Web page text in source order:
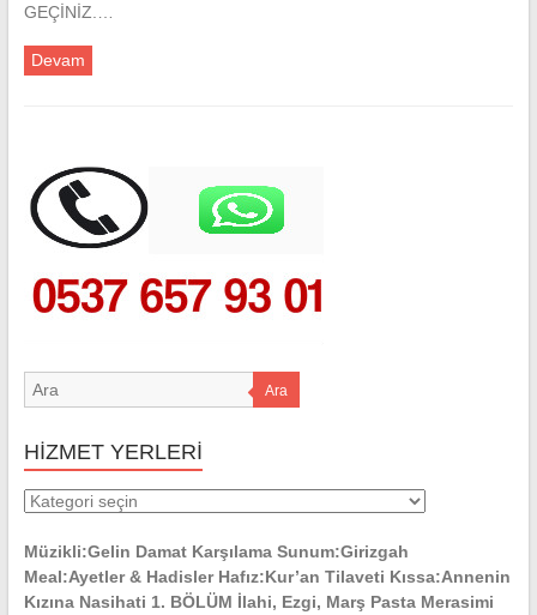
GEÇİNİZ.…
Devam
Ara
HİZMET YERLERİ
HİZMET
Müzikli:Gelin Damat Karşılama Sunum:Girizgah
Meal:Ayetler & Hadisler Hafız:Kur’an Tilaveti Kıssa:Annenin
Kızına Nasihati 1. BÖLÜM İlahi, Ezgi, Marş Pasta Merasimi